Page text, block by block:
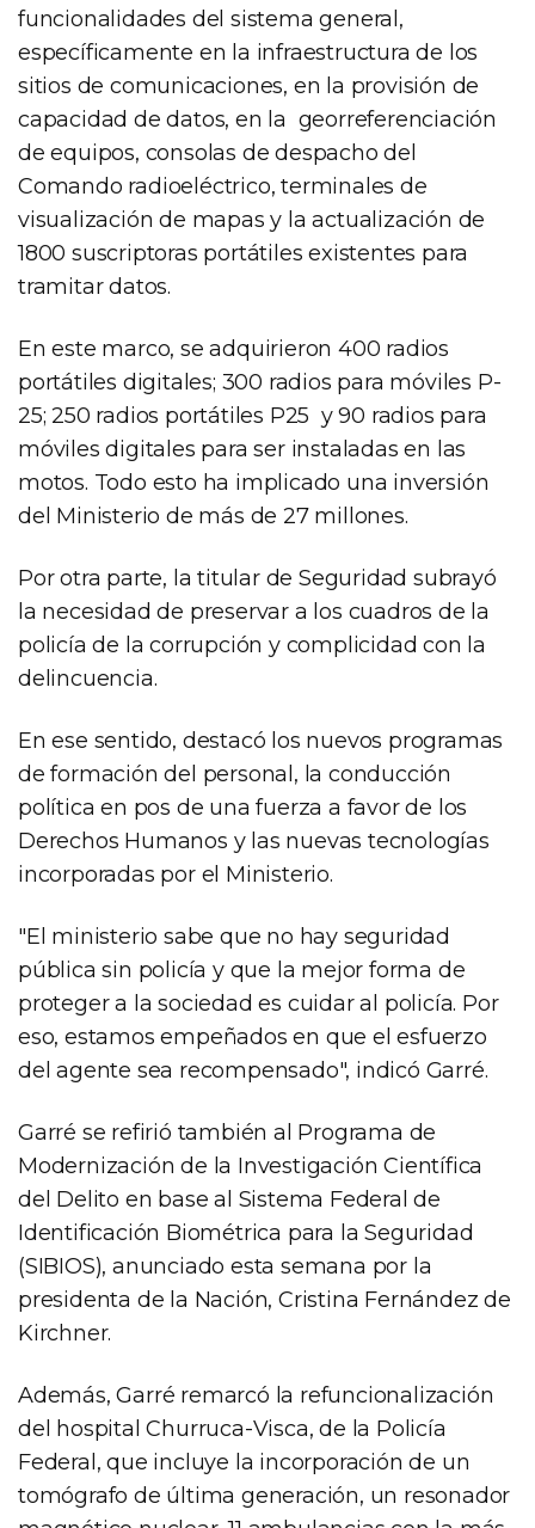
funcionalidades del sistema general,
específicamente en la infraestructura de los
sitios de comunicaciones, en la provisión de
capacidad de datos, en la georreferenciación
de equipos, consolas de despacho del
Comando radioeléctrico, terminales de
visualización de mapas y la actualización de
1800 suscriptoras portátiles existentes para
tramitar datos.
En este marco, se adquirieron 400 radios
portátiles digitales; 300 radios para móviles P-
25; 250 radios portátiles P25 y 90 radios para
móviles digitales para ser instaladas en las
motos. Todo esto ha implicado una inversión
del Ministerio de más de 27 millones.
Por otra parte, la titular de Seguridad subrayó
la necesidad de preservar a los cuadros de la
policía de la corrupción y complicidad con la
delincuencia.
En ese sentido, destacó los nuevos programas
de formación del personal, la conducción
política en pos de una fuerza a favor de los
Derechos Humanos y las nuevas tecnologías
incorporadas por el Ministerio.
"El ministerio sabe que no hay seguridad
pública sin policía y que la mejor forma de
proteger a la sociedad es cuidar al policía. Por
eso, estamos empeñados en que el esfuerzo
del agente sea recompensado", indicó Garré.
Garré se refirió también al Programa de
Modernización de la Investigación Científica
del Delito en base al Sistema Federal de
Identificación Biométrica para la Seguridad
(SIBIOS), anunciado esta semana por la
presidenta de la Nación, Cristina Fernández de
Kirchner.
Además, Garré remarcó la refuncionalización
del hospital Churruca-Visca, de la Policía
Federal, que incluye la incorporación de un
tomógrafo de última generación, un resonador